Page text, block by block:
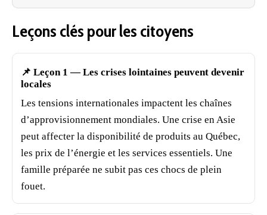
Leçons clés pour les citoyens
📌 Leçon 1 — Les crises lointaines peuvent devenir
locales
Les tensions internationales impactent les chaînes
d’approvisionnement mondiales. Une crise en Asie
peut affecter la disponibilité de produits au Québec,
les prix de l’énergie et les services essentiels. Une
famille préparée ne subit pas ces chocs de plein
fouet.